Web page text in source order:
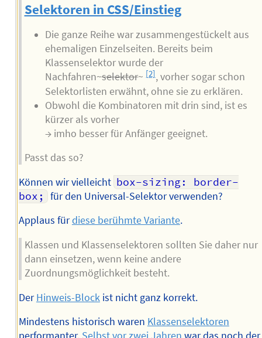
Selektoren in CSS/Einstieg
Die ganze Reihe war zusammengestückelt aus
ehemaligen Einzelseiten. Bereits beim
Klassenselektor wurde der
Nachfahren~selektor~[2], vorher sogar schon
Selektorlisten erwähnt, ohne sie zu erklären.
Obwohl die Kombinatoren mit drin sind, ist es
kürzer als vorher
→ imho besser für Anfänger geeignet.
Passt das so?
Können wir vielleicht box-sizing: border-
box;
für den Universal-Selektor verwenden?
Applaus fürdiese berühmte Variante.
Klassen und Klassenselektoren sollten Sie daher nur
dann einsetzen, wenn keine andere
Zuordnungsmöglichkeit besteht.
DerHinweis-Blockist nicht ganz korrekt.
Mindestens historisch waren Klassenselektoren